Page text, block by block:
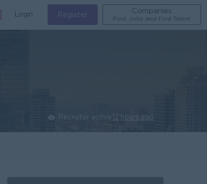
Login Register
Companies
Post Jobs and Find Talent
Recruiter active 12 hours ago